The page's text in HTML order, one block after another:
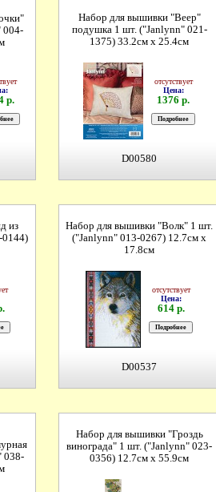
004-
р.
Набор для вышивки "Веер"
подушка 1 шт. ("Janlynn" 021-
1375) 33.2см х 25.4см
отсутствует
Цена:
1376 р.
D00580
из
0144)
Набор для вышивки "Волк" 1 шт.
("Janlynn" 013-0267) 12.7см х
17.8см
отсутствует
Цена:
614 р.
D00537
038-
Набор для вышивки "Гроздь
винограда" 1 шт. ("Janlynn" 023-
0356) 12.7см х 55.9см